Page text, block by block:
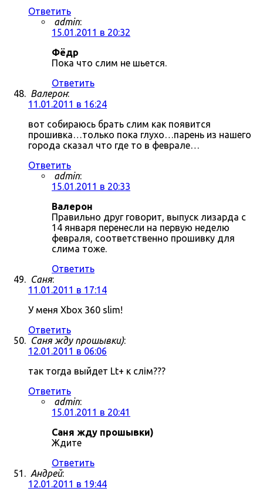
Ответить
admin:
15.01.2011 в 20:32
Фёдр
Пока что слим не шьется.
Ответить
Валерон:
11.01.2011 в 16:24
вот собираюсь брать слим как появится
прошивка…только пока глухо…парень из нашего
города сказал что где то в феврале…
Ответить
admin:
15.01.2011 в 20:33
Валерон
Правильно друг говорит, выпуск лизарда с
14 января перенесли на первую неделю
февраля, соответственно прошивку для
слима тоже.
Ответить
Саня:
11.01.2011 в 17:14
У меня Xbox 360 slim!
Ответить
Саня жду прошывки):
12.01.2011 в 06:06
так тогда выйдет Lt+ к слім???
Ответить
admin:
15.01.2011 в 20:41
Саня жду прошывки)
Ждите
Ответить
Андрей:
12.01.2011 в 19:44